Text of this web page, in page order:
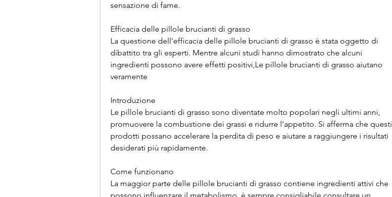
sensazione di fame.
Efficacia delle pillole brucianti di grasso
La questione dell'efficacia delle pillole brucianti di grasso è stata oggetto di
dibattito tra gli esperti. Mentre alcuni studi hanno dimostrato che alcuni
ingredienti possono avere effetti positivi,Le pillole brucianti di grasso aiutano
veramente
Introduzione
Le pillole brucianti di grasso sono diventate molto popolari negli ultimi anni,
promuovere la combustione dei grassi e ridurre l'appetito. Si afferma che questi
prodotti possano accelerare la perdita di peso e aiutare a raggiungere i risultati
desiderati più rapidamente.
Come funzionano
La maggior parte delle pillole brucianti di grasso contiene ingredienti attivi che